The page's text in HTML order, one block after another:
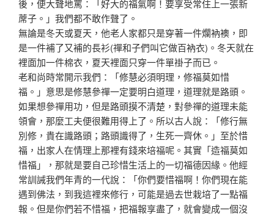
後，便大聲地罵：「好大的福氣啊！要享受常住上一張新
蓆子。」我們都不敢作聲了。
無論是冬天或夏天，他老人家都只是穿著一件爛衲襖，即
是一件補了又補的長衫(禪和子們叫它做百衲衣)。冬天就在
裡面加一件棉衣，夏天裡面只穿一件單褂子而已。
老和尚時常開示我們：「修慧必須明理，修福莫如惜
福。」 意思是修慧參禪一定要明白道理，道理就是路頭。
如果想參禪用功，但是路頭摸不清楚，對參禪的道理未能
領會，那麼工夫便很難用得上了。所以古人說：「修行無
別修，貴在識路頭；路頭識得了，生死一齊休。」至於惜
福，出家人在情理上那裡有錢來培福呢。其實「造福莫如
惜福」，那就是要自己珍惜生活上的一切福德因緣。他經
常訓誡我們年青的一代說：「你們要惜福啊！你們現在能
遇到佛法，到我這裡來修行，可能是過去世栽培了一點福
報。但是你們若不惜福， 把福報享盡了，就會變成一個沒